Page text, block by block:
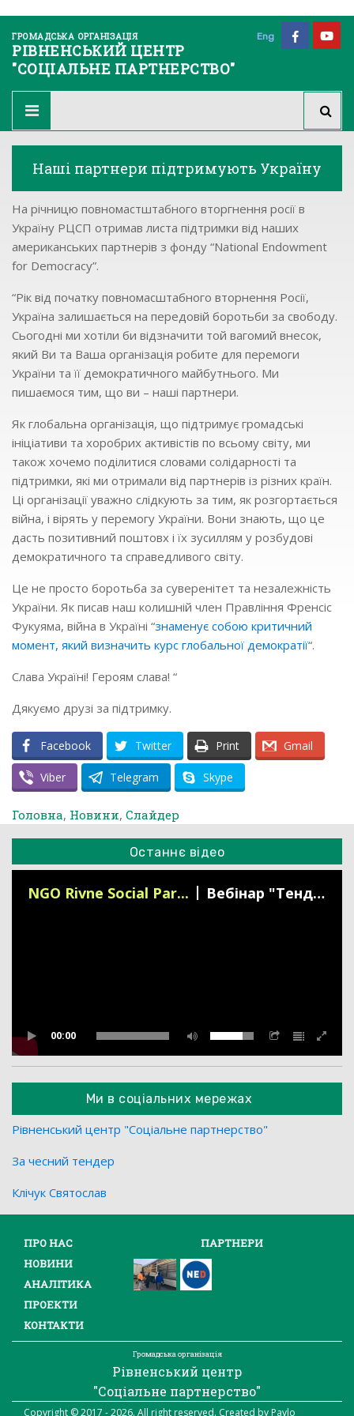
Eng
ГРОМАДСЬКА ОРГАНІЗАЦІЯ
РІВНЕНСЬКИЙ ЦЕНТР
"СОЦІАЛЬНЕ ПАРТНЕРСТВО"
Наші партнери підтримують Україну
На річницю повномастштабного вторгнення росії в
Україну РЦСП отримав листа підтримки від наших
американських партнерів з фонду “National Endowment
for Democracy”.
“Рік від початку повномасштабного вторнення Росії,
Україна залишається на передовій боротьби за свободу.
Сьогодні ми хотіли би відзначити той вагомий внесок,
який Ви та Ваша організація робите для перемоги
України та її демократичного майбутнього. Ми
пишаємося тим, що ви – наші партнери.
Як глобальна організація, що підтримує громадські
ініціативи та хоробрих активістів по всьому світу, ми
також хочемо поділитися словами солідарності та
підтримки, які ми отримали від партнерів із різних країн.
Ці організації уважно слідкують за тим, як розгортається
війна, і вірять у перемогу України. Вони знають, що це
дасть позитивний поштовх і їх зусиллям у розбудові
демократичного та справедливого світу.
Це не просто боротьба за суверенітет та незалежність
України. Як писав наш колишній член Правління Френсіс
Фукуяма, війна в Україні “знаменує собою критичний
момент, який визначить курс глобальної демократії“.
Слава Україні! Героям слава! “
Дякуємо друзі за підтримку.
Facebook Twitter Print Gmail
Viber Telegram Skype
Головна, Новини, Слайдер
Останнє відео
00:00
NGO Rivne Social Par... Вебінар "Тендери під час війни" 18.03.22
Ми в соціальних мережах
Рівненський центр "Соціальне партнерство"
За чесний тендер
Клічук Святослав
ПРО НАС
НОВИНИ
АНАЛІТИКА
ПРОЕКТИ
КОНТАКТИ
ПАРТНЕРИ
Громадська організація
Рівненський центр
"Соціальне партнерство"
Copyright © 2017 - 2026. All right reserved. Created by Pavlo